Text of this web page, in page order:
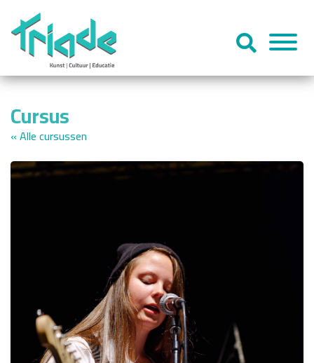
Cursus
« Alle cursussen